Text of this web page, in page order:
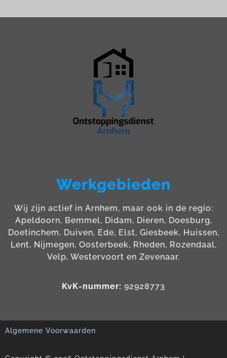
Werkgebieden
Wij zijn actief in Arnhem, maar ook in de regio:
Apeldoorn, Bemmel, Didam, Dieren, Doesburg,
Doetinchem, Duiven, Ede, Elst, Giesbeek, Huissen,
Lent, Nijmegen, Oosterbeek, Rheden, Rozendaal,
Velp, Westervoort en Zevenaar.
KvK-nummer: 92928773
Algemene Voorwaarden